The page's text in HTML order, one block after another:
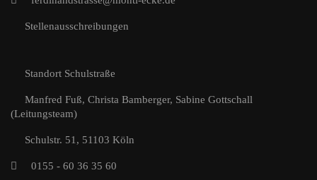
Stellenausschreibungen
Standort Schulstraße
Manfred Fuß, Christa Bamberger, Sabine Gottschall
(Leitungsteam)
Schulstr. 51, 51103 Köln
0155 - 60 36 35 60